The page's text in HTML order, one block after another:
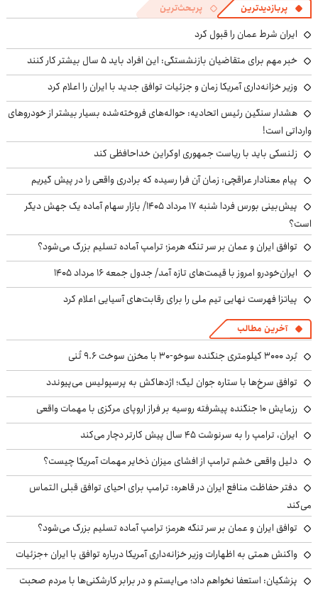
پربازدیدترین پربحث‌ترین
ایران شرط عمان را قبول کرد
خبر مهم برای متقاضیان بازنشستگی: این افراد باید ۵ سال بیشتر کار کنند
وزیر خزانه‌داری آمریکا زمان و جزئیات توافق جدید با ایران را اعلام کرد
هشدار سنگین رئیس اتحادیه: حواله‌های فروخته‌شده بسیار بیشتر از خودروهای
وارداتی است!
زلنسکی باید با ریاست جمهوری اوکراین خداحافظی کند
پیام معنادار عراقچی: زمان آن فرا رسیده که برادری واقعی را در پیش گیریم
پیش‌بینی بورس فردا شنبه ۱۷ مرداد ۱۴۰۵/ بازار سهام آماده یک جهش دیگر
است؟
توافق ایران و عمان بر سر تنگه هرمز؛ ترامپ آماده تسلیم بزرگ می‌شود؟
ایران‌خودرو امروز با قیمت‌های تازه آمد/ جدول جمعه ۱۶ مرداد ۱۴۰۵
پیاتزا فهرست نهایی تیم ملی را برای رقابت‌های آسیایی اعلام کرد
آخرین مطالب
بُرد ۳۰۰۰ کیلومتری جنگنده سوخو-۳۰ با مخزن سوخت ۹.۶ تُنی
توافق سرخ‌ها با ستاره جوان لیگ؛ اژدهاکش به پرسپولیس می‌پیوندد
رزمایش ۱۰ جنگنده پیشرفته روسیه بر فراز اروپای مرکزی با مهمات واقعی
ایران، ترامپ را به سرنوشت ۴۵ سال پیش کارتر دچار می‌کند
دلیل واقعی خشم ترامپ از افشای میزان ذخایر مهمات آمریکا چیست؟
دفتر حفاظت منافع ایران در قاهره: ترامپ برای احیای توافق قبلی التماس
می‌کند
توافق ایران و عمان بر سر تنگه هرمز؛ ترامپ آماده تسلیم بزرگ می‌شود؟
واکنش همتی به اظهارات وزیر خزانه‌داری آمریکا درباره توافق با ایران +جزئیات
پزشکیان: استعفا نخواهم داد؛ می‌ایستم و در برابر کارشکنی‌ها با مردم صحبت